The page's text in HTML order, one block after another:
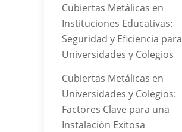
Cubiertas Metálicas en
Instituciones Educativas:
Seguridad y Eficiencia para
Universidades y Colegios
Cubiertas Metálicas en
Universidades y Colegios:
Factores Clave para una
Instalación Exitosa